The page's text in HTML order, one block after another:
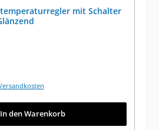
mit Schalter
In den Warenkorb